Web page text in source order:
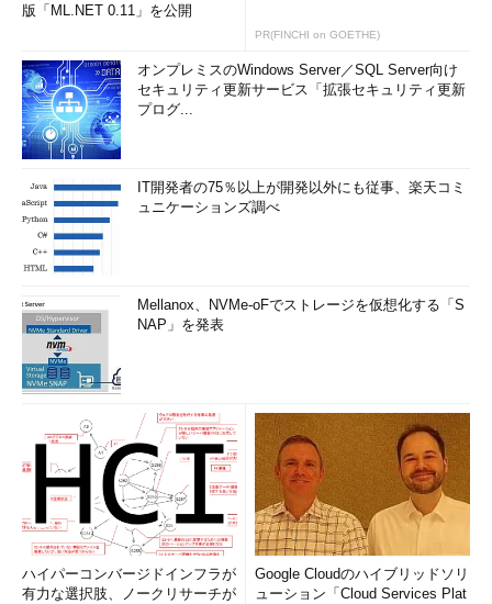
版「ML.NET 0.11」を公開
PR(FINCHI on GOETHE)
オンプレミスのWindows Server／SQL Server向け
セキュリティ更新サービス「拡張セキュリティ更新
プログ...
IT開発者の75％以上が開発以外にも従事、楽天コミ
ュニケーションズ調べ
Mellanox、NVMe-oFでストレージを仮想化する「S
NAP」を発表
ハイパーコンバージドインフラが
有力な選択肢、ノークリサーチが
Google Cloudのハイブリッドソリ
ューション「Cloud Services Plat